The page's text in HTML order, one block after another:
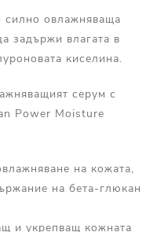
силно овлажняваща
задържи влагата в
киселина.
серум с
Power Moisture
на кожата,
на бета-глюкан
и укрепващ кожната